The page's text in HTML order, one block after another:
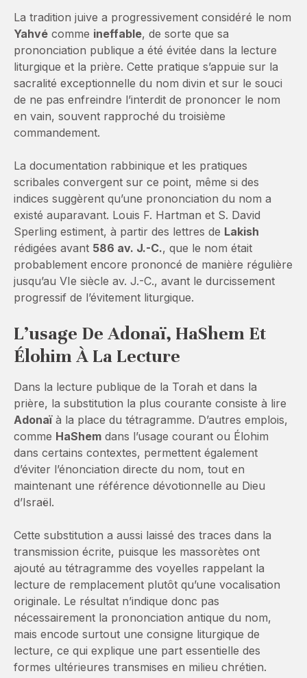
La tradition juive a progressivement considéré le nom
Yahvé comme ineffable, de sorte que sa
prononciation publique a été évitée dans la lecture
liturgique et la prière. Cette pratique s’appuie sur la
sacralité exceptionnelle du nom divin et sur le souci
de ne pas enfreindre l’interdit de prononcer le nom
en vain, souvent rapproché du troisième
commandement.
La documentation rabbinique et les pratiques
scribales convergent sur ce point, même si des
indices suggèrent qu’une prononciation du nom a
existé auparavant. Louis F. Hartman et S. David
Sperling estiment, à partir des lettres de Lakish
rédigées avant 586 av. J.-C., que le nom était
probablement encore prononcé de manière régulière
jusqu’au VIe siècle av. J.-C., avant le durcissement
progressif de l’évitement liturgique.
L’usage De Adonaï, HaShem Et
Élohim À La Lecture
Dans la lecture publique de la Torah et dans la
prière, la substitution la plus courante consiste à lire
Adonaïà la place du tétragramme. D’autres emplois,
comme HaShem dans l’usage courant ou Élohim
dans certains contextes, permettent également
d’éviter l’énonciation directe du nom, tout en
maintenant une référence dévotionnelle au Dieu
d’Israël.
Cette substitution a aussi laissé des traces dans la
transmission écrite, puisque les massorètes ont
ajouté au tétragramme des voyelles rappelant la
lecture de remplacement plutôt qu’une vocalisation
originale. Le résultat n’indique donc pas
nécessairement la prononciation antique du nom,
mais encode surtout une consigne liturgique de
lecture, ce qui explique une part essentielle des
formes ultérieures transmises en milieu chrétien.